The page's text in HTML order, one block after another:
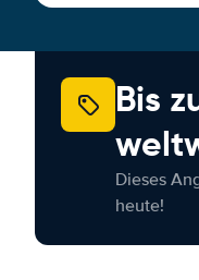
Bis
Dieses
heute!